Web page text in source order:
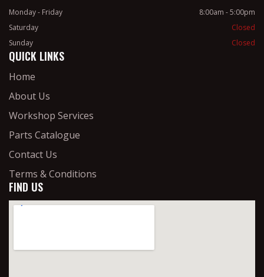
Monday - Friday
8:00am - 5:00pm
Saturday
Closed
Sunday
Closed
QUICK LINKS
Home
About Us
Workshop Services
Parts Catalogue
Contact Us
Terms & Conditions
FIND US